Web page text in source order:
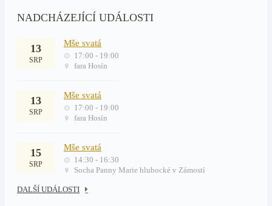
NADCHÁZEJÍCÍ UDÁLOSTI
13
SRP
Mše svatá
17:00 - 19:00
fara Hosín
13
SRP
Mše svatá
17:00 - 19:00
fara Hosín
15
SRP
Mše svatá
14:30 - 16:30
Socha Panny Marie hlubocké v Zámostí
DALŠÍ UDÁLOSTI